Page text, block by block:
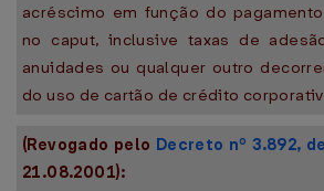
acréscimo em função do
no caput, inclusive taxas de
anuidades ou qualquer outro
do uso de cartão de crédito
(Revogado pelo Decreto nº 3.892,
21.08.2001):